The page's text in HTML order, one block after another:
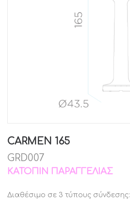
CARMEN 165
GRD007
ΚΑΤΌΠΙΝ ΠΑΡΑΓΓΕΛΊΑΣ
Διαθέσιμο σε 3 τύπους σύνδεσης: